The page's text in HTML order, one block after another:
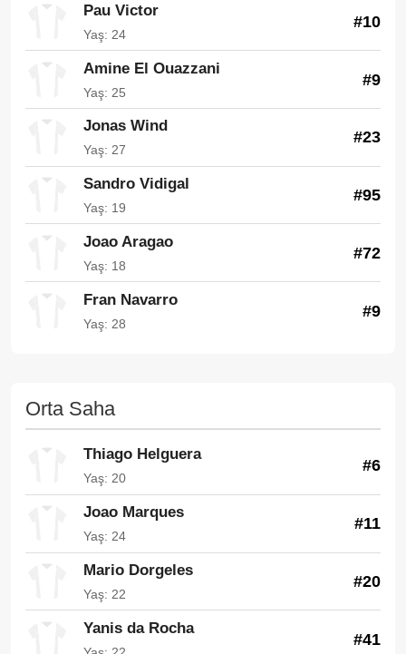
Pau Victor
Yaş: 24
#10
Amine El Ouazzani
Yaş: 25
#9
Jonas Wind
Yaş: 27
#23
Sandro Vidigal
Yaş: 19
#95
Joao Aragao
Yaş: 18
#72
Fran Navarro
Yaş: 28
#9
Orta Saha
Thiago Helguera
Yaş: 20
#6
Joao Marques
Yaş: 24
#11
Mario Dorgeles
Yaş: 22
#20
Yanis da Rocha
#41